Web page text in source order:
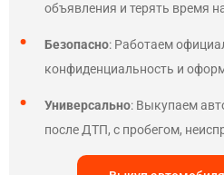
объявления и терять время
Безопасно: Работаем
конфиденциальность и
Универсально: Выкупаем
после ДТП, с пробегом,